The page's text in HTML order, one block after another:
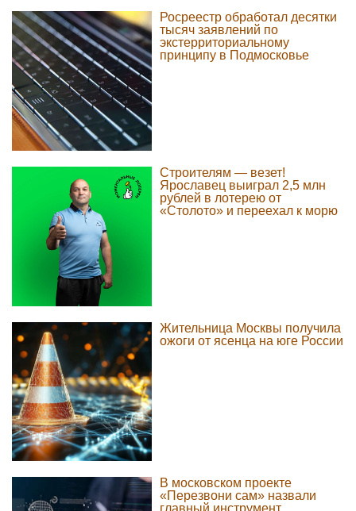
Росреестр обработал десятки
тысяч заявлений по
экстерриториальному
принципу в Подмосковье
Строителям — везет!
Ярославец выиграл 2,5 млн
рублей в лотерею от
«Столото» и переехал к морю
Жительница Москвы получила
ожоги от ясенца на юге России
В московском проекте
«Перезвони сам» назвали
главный инструмент